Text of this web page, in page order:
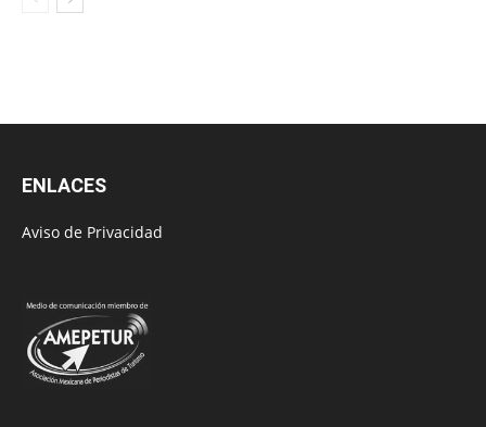
ENLACES
Aviso de Privacidad